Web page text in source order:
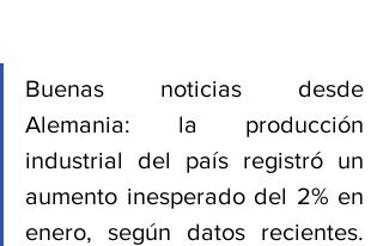
Buenas noticias desde
Alemania: la producción
industrial del país registró un
aumento inesperado del 2% en
enero, según datos recientes.